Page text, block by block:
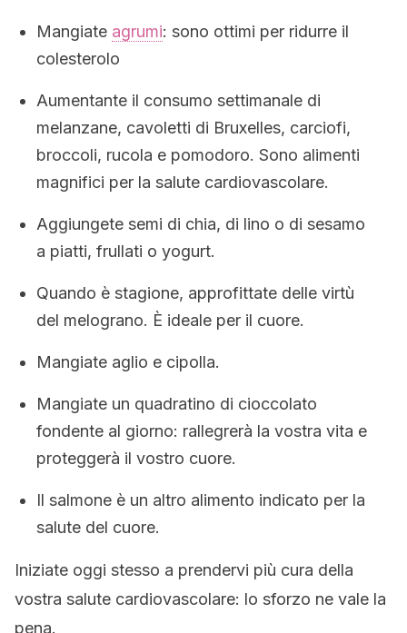
Mangiate agrumi: sono ottimi per ridurre il
colesterolo
Aumentante il consumo settimanale di
melanzane, cavoletti di Bruxelles, carciofi,
broccoli, rucola e pomodoro. Sono alimenti
magnifici per la salute cardiovascolare.
Aggiungete semi di chia, di lino o di sesamo
a piatti, frullati o yogurt.
Quando è stagione, approfittate delle virtù
del melograno. È ideale per il cuore.
Mangiate aglio e cipolla.
Mangiate un quadratino di cioccolato
fondente al giorno: rallegrerà la vostra vita e
proteggerà il vostro cuore.
Il salmone è un altro alimento indicato per la
salute del cuore.
Iniziate oggi stesso a prendervi più cura della
vostra salute cardiovascolare: lo sforzo ne vale la
pena.